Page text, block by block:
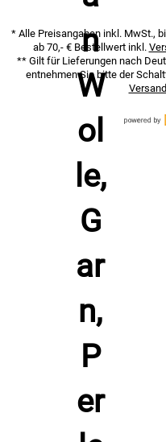
* Alle Preisangaben inkl. MwSt.,
ab 70,- € Bestellwert inkl.
** Gilt für Lieferungen nach
entnehmen Sie bitte der